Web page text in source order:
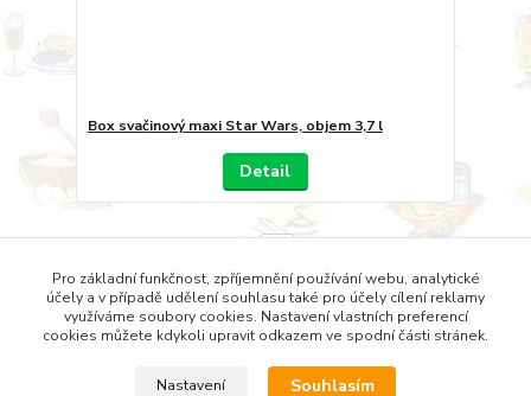
Box svačinový maxi Star Wars, objem 3,7 l
Detail
Pro základní funkčnost, zpříjemnění používání webu, analytické
účely a v případě udělení souhlasu také pro účely cílení reklamy
využíváme soubory cookies. Nastavení vlastních preferencí
cookies můžete kdykoli upravit odkazem ve spodní části stránek.
Nastavení Souhlasím